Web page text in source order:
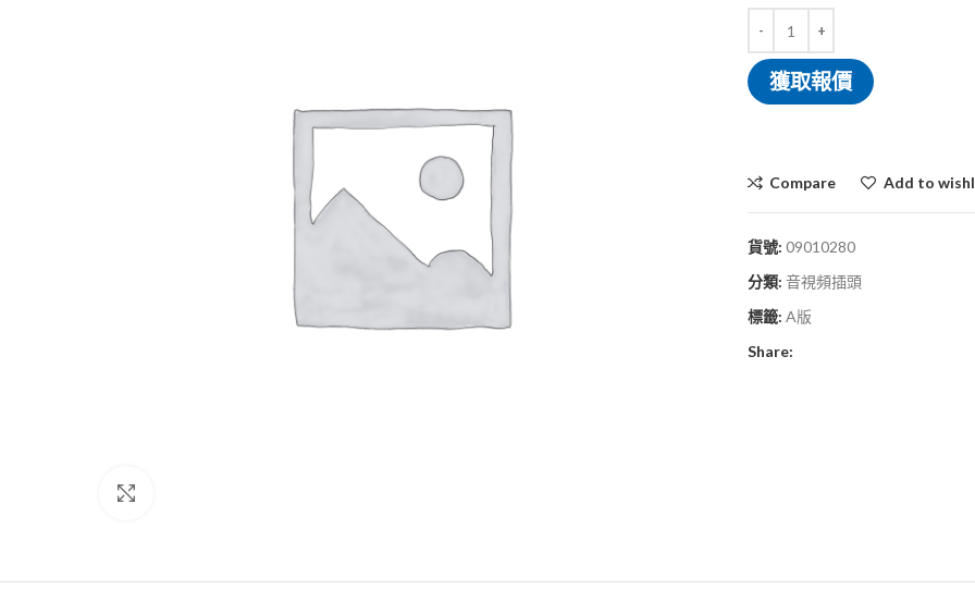
獲取報價
Compare Add to
貨號: 09010280
分類: 音視頻插頭
標籤: A版
Share: